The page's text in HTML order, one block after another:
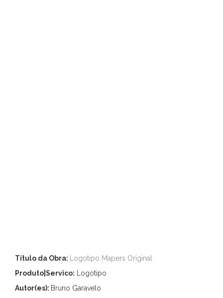
Título da Obra:
Logotipo Mapers Original
Produto|Servico: Logotipo
Autor(es): Bruno Garavelo